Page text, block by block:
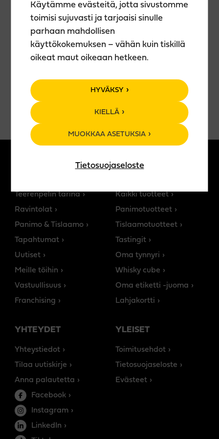
Käytämme evästeitä, jotta sivustomme
toimisi sujuvasti ja tarjoaisi sinulle
parhaan mahdollisen
käyttökokemuksen – vähän kuin tiskillä
oikeat maut oikeaan hetkeen.
HYVÄKSY
KIELLÄ
MUOKKAA ASETUKSIA
Tietosuojaseloste
– Vapaa pääsy
– Showtime klo 21:00
Tapahtumaa tukemassa: Lahden Kaupunki,
Teerenpelin tarina
Ravintolat
Panimo & Tislaamo
Tapahtumat
Uutiset
Meille töihin
Vastuullisuus
Franchising
Kaikki tuotteet
Panimotuotteet
Tislaamotuotteet
Tastingit
Oma tynnyri
Whisky cube
Oma etiketti -juoma
Lahjakortti
YHTEYDET
Yhteystiedot
Tilaa uutiskirje
Anna palautetta
Facebook
Instagram
LinkedIn
YLEISET
Toimitusehdot
Tietosuojaseloste
Evästeet